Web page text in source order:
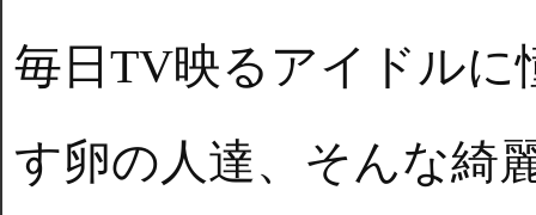
毎日TV映るアイドル
す卵の人達、そんな綺